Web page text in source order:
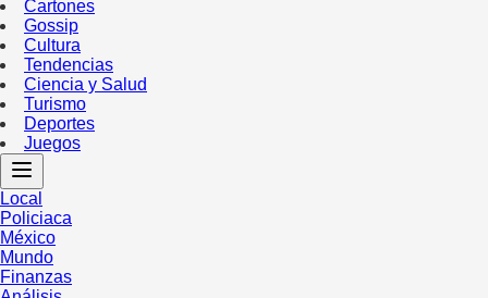
Cartones
Gossip
Cultura
Tendencias
Ciencia y Salud
Turismo
Deportes
Juegos
Local
Policiaca
México
Mundo
Finanzas